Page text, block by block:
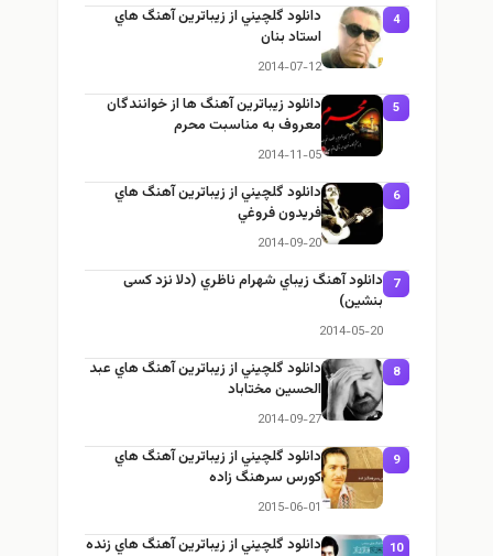
4
دانلود گلچيني از زيباترين آهنگ هاي
استاد بنان
2014-07-12
5
دانلود زيباترين آهنگ ها از خوانندگان
معروف به مناسبت محرم
2014-11-05
6
دانلود گلچيني از زيباترين آهنگ هاي
فريدون فروغي
2014-09-20
7
دانلود آهنگ زيباي شهرام ناظري (دلا نزد کسی
بنشین)
2014-05-20
8
دانلود گلچيني از زيباترين آهنگ هاي عبد
الحسين مختاباد
2014-09-27
9
دانلود گلچيني از زيباترين آهنگ هاي
كورس سرهنگ زاده
2015-06-01
10
دانلود گلچيني از زيباترين آهنگ هاي زنده